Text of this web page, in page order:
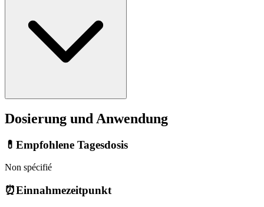
Dosierung und Anwendung
💊 Empfohlene Tagesdosis
Non spécifié
⏰Einnahmezeitpunkt